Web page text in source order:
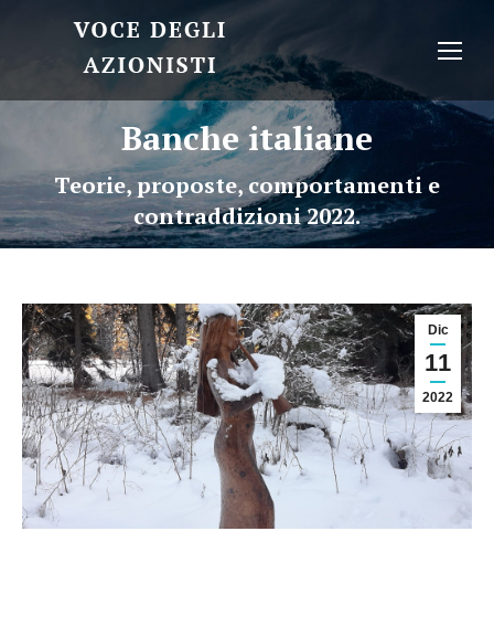
Banche italiane
Teorie, proposte, comportamenti e
contraddizioni 2022.
Dic
11
2022